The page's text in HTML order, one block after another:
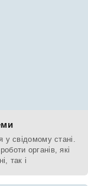
свідомому стані.
органів, які
так і